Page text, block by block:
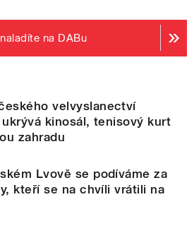
na DABu
velvyslanectví
kinosál, tenisový kurt
zahradu
Lvově se podíváme za
kteří se na chvíli vrátili na